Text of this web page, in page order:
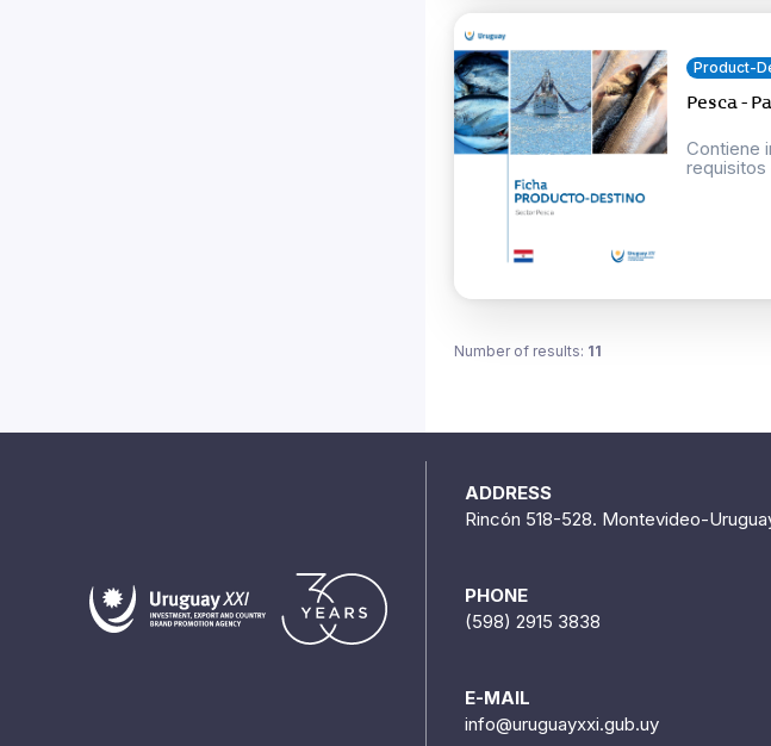
Product-
Pesca -
Contiene
Number of results: 11
ADDRESS
Rincón 518-528. Montevideo-
PHONE
(598) 2915 3838
E-MAIL
info@uruguayxxi.gub.uy